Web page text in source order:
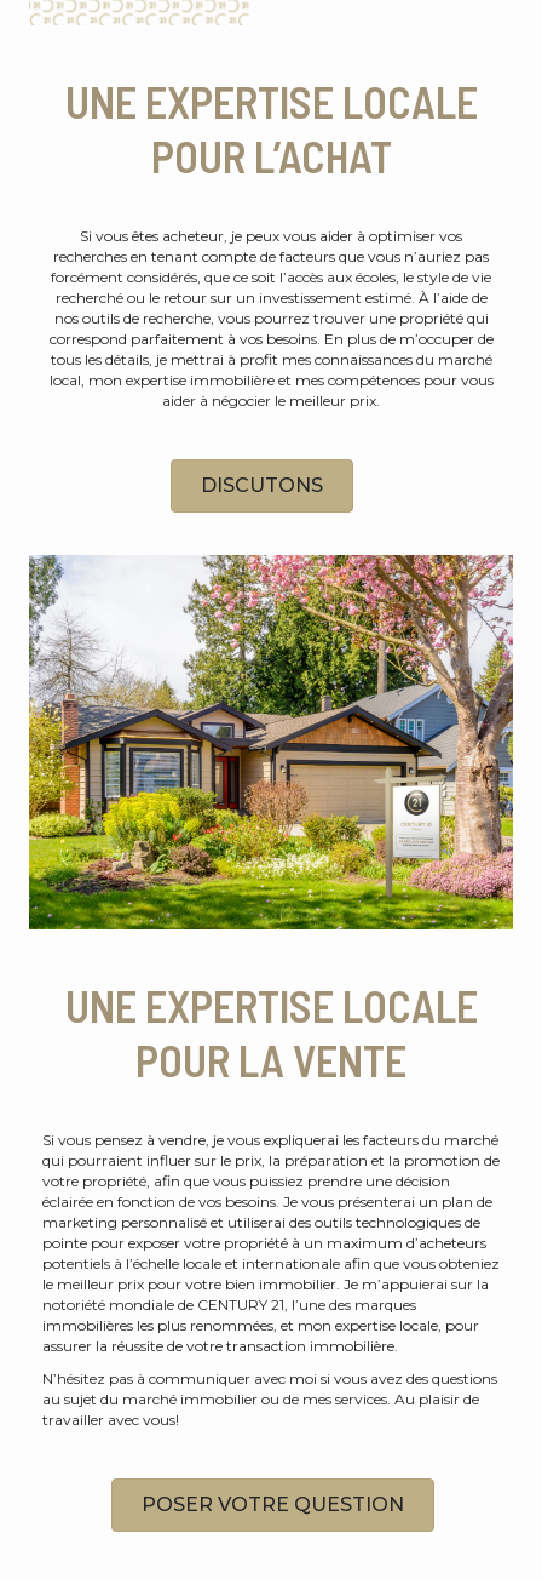
UNE EXPERTISE LOCALE
POUR L’ACHAT
Si vous êtes acheteur, je peux vous aider à optimiser vos
recherches en tenant compte de facteurs que vous n’auriez pas
forcément considérés, que ce soit l’accès aux écoles, le style de vie
recherché ou le retour sur un investissement estimé. À l’aide de
nos outils de recherche, vous pourrez trouver une propriété qui
correspond parfaitement à vos besoins. En plus de m’occuper de
tous les détails, je mettrai à profit mes connaissances du marché
local, mon expertise immobilière et mes compétences pour vous
aider à négocier le meilleur prix.
DISCUTONS
UNE EXPERTISE LOCALE
POUR LA VENTE
Si vous pensez à vendre, je vous expliquerai les facteurs du marché
qui pourraient influer sur le prix, la préparation et la promotion de
votre propriété, afin que vous puissiez prendre une décision
éclairée en fonction de vos besoins. Je vous présenterai un plan de
marketing personnalisé et utiliserai des outils technologiques de
pointe pour exposer votre propriété à un maximum d’acheteurs
potentiels à l’échelle locale et internationale afin que vous obteniez
le meilleur prix pour votre bien immobilier. Je m’appuierai sur la
notoriété mondiale de CENTURY 21, l’une des marques
immobilières les plus renommées, et mon expertise locale, pour
assurer la réussite de votre transaction immobilière.
N’hésitez pas à communiquer avec moi si vous avez des questions
au sujet du marché immobilier ou de mes services. Au plaisir de
travailler avec vous!
POSER VOTRE QUESTION